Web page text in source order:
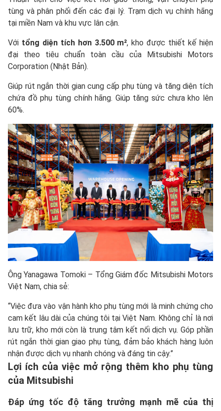
tùng và phân phối đến các đại lý. Trạm dịch vụ chính hãng
tại miền Nam và khu vực lân cận.
Với tổng diện tích hơn 3.500 m², kho được thiết kế hiện
đại theo tiêu chuẩn toàn cầu của Mitsubishi Motors
Corporation (Nhật Bản).
Giúp rút ngắn thời gian cung cấp phụ tùng và tăng diện tích
chứa đồ phụ tùng chính hãng. Giúp tăng sức chưa kho lên
60%.
Ông Yanagawa Tomoki – Tổng Giám đốc Mitsubishi Motors
Việt Nam, chia sẻ:
“Việc đưa vào vận hành kho phụ tùng mới là minh chứng cho
cam kết lâu dài của chúng tôi tại Việt Nam. Không chỉ là nơi
lưu trữ, kho mới còn là trung tâm kết nối dịch vụ. Góp phần
rút ngắn thời gian giao phụ tùng, đảm bảo khách hàng luôn
nhận được dịch vụ nhanh chóng và đáng tin cậy.”
Lợi ích của việc mở rộng thêm kho phụ tùng
của Mitsubishi
Đáp ứng tốc độ tăng trưởng mạnh mẽ của thị